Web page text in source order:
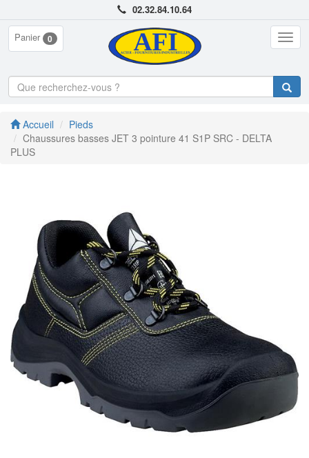
02.32.84.10.64
Panier 0
Accueil
Pieds
Chaussures basses JET 3 pointure 41 S1P SRC - DELTA
PLUS